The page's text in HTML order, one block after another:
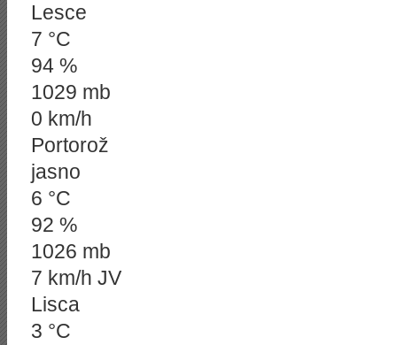
Lesce
7 °C
94 %
1029 mb
0 km/h
Portorož
jasno
6 °C
92 %
1026 mb
7 km/h JV
Lisca
3 °C